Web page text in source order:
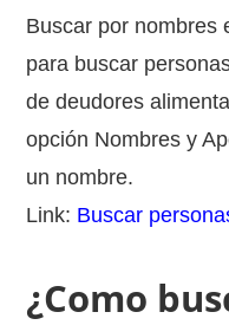
Buscar por nombres
para buscar
de deudores
opción Nombres y
un nombre.
Link: Buscar
¿Como